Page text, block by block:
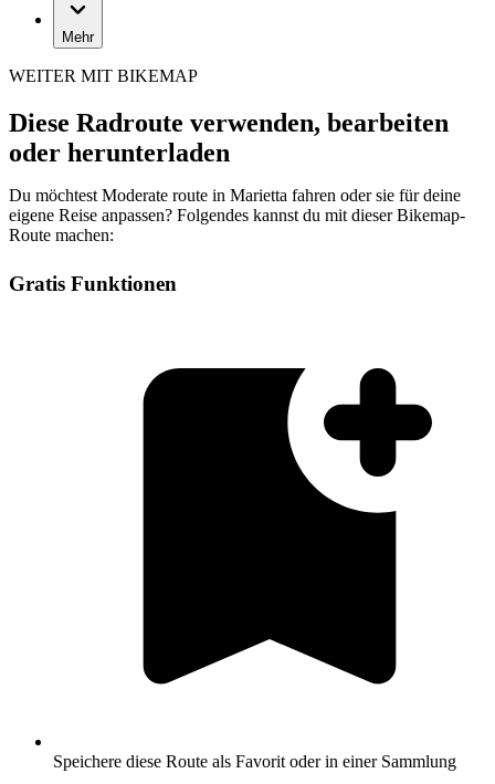
Mehr
WEITER MIT BIKEMAP
Diese Radroute verwenden, bearbeiten
oder herunterladen
Du möchtest Moderate route in Marietta fahren oder sie für deine
eigene Reise anpassen? Folgendes kannst du mit dieser Bikemap-
Route machen:
Gratis Funktionen
Speichere diese Route als Favorit oder in einer Sammlung